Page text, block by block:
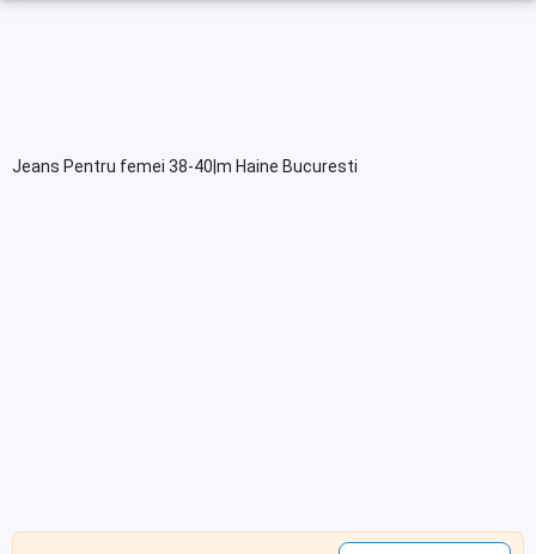
Jeans Pentru femei 38-40|m Haine Bucuresti